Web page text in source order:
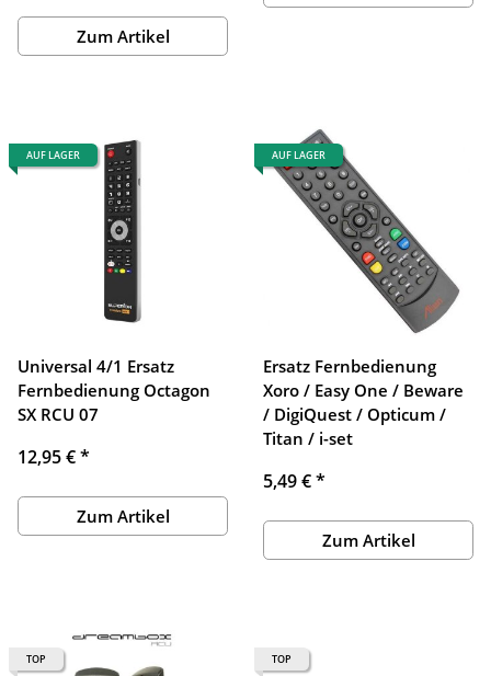
Zum Artikel
AUF LAGER
Universal 4/1 Ersatz
Fernbedienung Octagon
SX RCU 07
12,95 €*
Zum Artikel
AUF LAGER
Ersatz Fernbedienung
Xoro / Easy One / Beware
/ DigiQuest / Opticum /
Titan / i-set
5,49 €*
Zum Artikel
TOP TOP